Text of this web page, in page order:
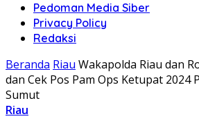
Pedoman Media Siber
Privacy Policy
Redaksi
Beranda Riau Wakapolda Riau dan
dan Cek Pos Pam Ops Ketupat 2024
Sumut
Riau